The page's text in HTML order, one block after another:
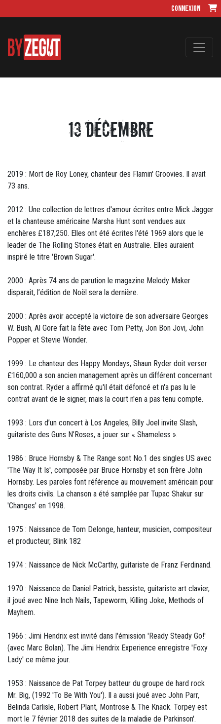
Connexion
13 Décembre
2019 : Mort de Roy Loney, chanteur des Flamin' Groovies. Il avait
73 ans.
2012 : Une collection de lettres d'amour écrites entre Mick Jagger
et la chanteuse américaine Marsha Hunt sont vendues aux
enchères £187,250. Elles ont été écrites l'été 1969 alors que le
leader de The Rolling Stones était en Australie. Elles auraient
inspiré le titre 'Brown Sugar'.
2000 : Après 74 ans de parution le magazine Melody Maker
disparait, l’édition de Noël sera la dernière.
2000 : Après avoir accepté la victoire de son adversaire Georges
W. Bush, Al Gore fait la fête avec Tom Petty, Jon Bon Jovi, John
Popper et Stevie Wonder.
1999 : Le chanteur des Happy Mondays, Shaun Ryder doit verser
£160,000 a son ancien management après un différent concernant
son contrat. Ryder a affirmé qu'il était défoncé et n'a pas lu le
contrat avant de le signer, mais la court n'en a pas tenu compte.
1993 : Lors d’un concert à Los Angeles, Billy Joel invite Slash,
guitariste des Guns N’Roses, a jouer sur « Shameless ».
1986 : Bruce Hornsby & The Range sont No.1 des singles US avec
'The Way It Is', composée par Bruce Hornsby et son frère John
Hornsby. Les paroles font référence au mouvement américain pour
les droits civils. La chanson a été samplée par Tupac Shakur sur
'Changes' en 1998.
1975 : Naissance de Tom Delonge, hanteur, musicien, compositeur
et producteur, Blink 182
1974 : Naissance de Nick McCarthy, guitariste de Franz Ferdinand.
1970 : Naissance de Daniel Patrick, bassiste, guitariste art clavier,
il joué avec Nine Inch Nails, Tapeworm, Killing Joke, Methods of
Mayhem.
1966 : Jimi Hendrix est invité dans l'émission 'Ready Steady Go!'
(avec Marc Bolan). The Jimi Hendrix Experience enregistre 'Foxy
Lady' ce même jour.
1953 : Naissance de Pat Torpey batteur du groupe de hard rock
Mr. Big, (1992 'To Be With You'). Il a aussi joué avec John Parr,
Belinda Carlisle, Robert Plant, Montrose & The Knack. Torpey est
mort le 7 février 2018 des suites de la maladie de Parkinson'.